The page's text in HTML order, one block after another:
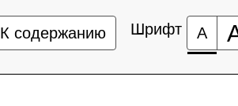
К содержанию Шрифт А